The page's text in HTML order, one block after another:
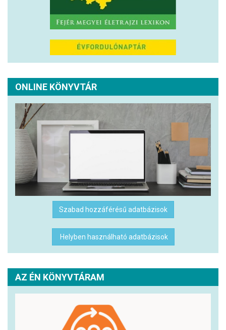
ONLINE KÖNYVTÁR
Szabad hozzáférésű adatbázisok
Helyben használható adatbázisok
AZ ÉN KÖNYVTÁRAM